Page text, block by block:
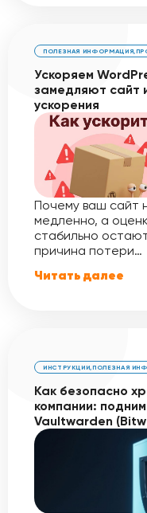
ПОЛЕЗНАЯ ИНФОРМАЦИЯ,
Ускоряем
замедляют сайт
ускорения
Почему ваш сайт
медленно, а
стабильно
причина потери…
Читать далее
ИНСТРУКЦИИ,ПОЛЕЗНАЯ
Как безопасно
компании:
Vaultwarden